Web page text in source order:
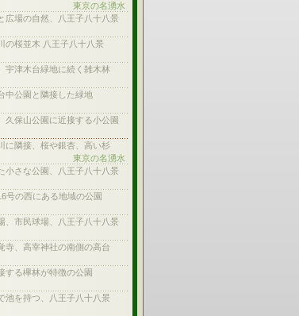
東京の名湧水
広場の自然、八王子八十八景
の桜並木 八王子八十八景
宇津木台緑地に続く雑木林
中公園と隣接した緑地
久保山公園に近接する小公園
に隣接、桜や銀杏、高い杉
東京の名湧水
小さな公園、八王子八十八景
号の西にある地域の公園
、市民球場、八王子八十八景
寺、高宰神社の南側の高台
する欅林が特徴の公園
池を持つ、八王子八十八景